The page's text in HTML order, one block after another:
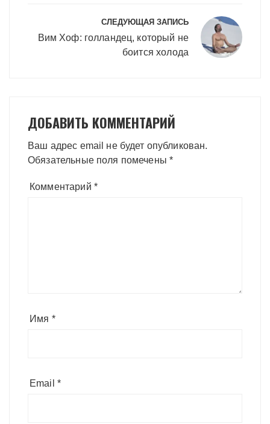
СЛЕДУЮЩАЯ ЗАПИСЬ
Вим Хоф: голландец, который не
боится холода
ДОБАВИТЬ КОММЕНТАРИЙ
Ваш адрес email не будет опубликован.
Обязательные поля помечены*
Комментарий *
Имя *
Email *